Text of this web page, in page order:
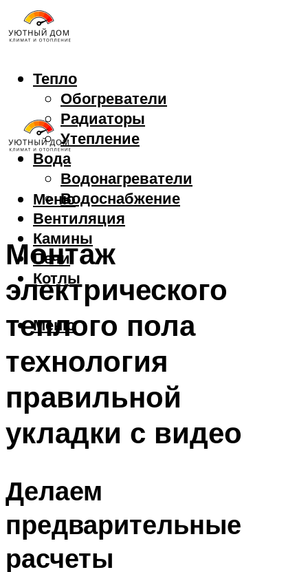
Тепло
Обогреватели
Радиаторы
Утепление
Вода
Водонагреватели
Водоснабжение
Вентиляция
Камины
Печи
Котлы
Меню
Меню
Монтаж
электрического
теплого пола
технология
правильной
укладки с видео
Делаем
предварительные
расчеты